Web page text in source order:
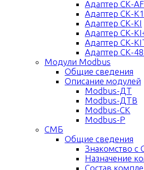
Адаптер СК-
Адаптер СК-
Адаптер СК-KI
Адаптер СК-
Адаптер СК-
Адаптер СК-
Модули Modbus
Общие сведения
Описание модулей
Modbus-ДТ
Modbus-ДТВ
Modbus-СК
Modbus-Р
СМБ
Общие сведения
Знакомство с
Назначение
Состав